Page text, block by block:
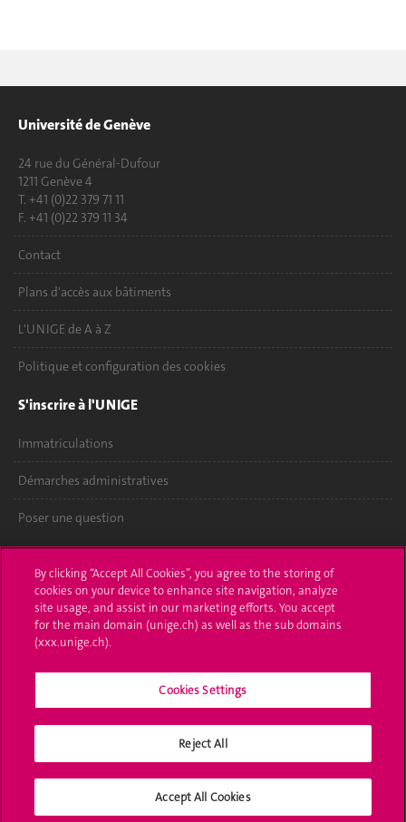
Université de Genève
24 rue du Général-Dufour
1211 Genève 4
T. +41 (0)22 379 71 11
F. +41 (0)22 379 11 34
Contact
Plans d'accès aux bâtiments
L'UNIGE de A à Z
Politique et configuration des cookies
S'inscrire à l'UNIGE
Immatriculations
Démarches administratives
Poser une question
UNIGE Mobile
Médias
Offres d'emploi
Bibliothèque
Médias sociaux UNIGE
By clicking “Accept All Cookies”, you agree to the storing of
cookies on your device to enhance site navigation, analyze
site usage, and assist in our marketing efforts. You accept
for the main domain (unige.ch) as well as the sub domains
(xxx.unige.ch).
Cookies Settings
Reject All
Accept All Cookies